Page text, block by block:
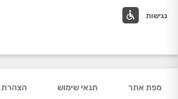
נגישות
מפת אתר תנאי שימוש הצהרת